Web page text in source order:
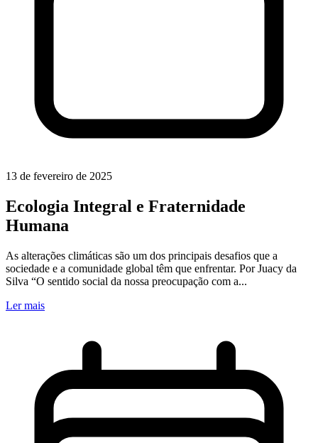
13 de fevereiro de 2025
Ecologia Integral e Fraternidade
Humana
As alterações climáticas são um dos principais desafios que a
sociedade e a comunidade global têm que enfrentar. Por Juacy da
Silva “O sentido social da nossa preocupação com a...
Ler mais